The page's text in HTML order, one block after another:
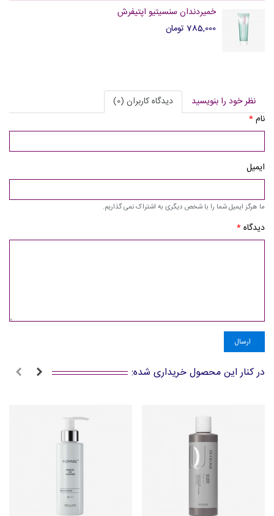
خمیردندان سنسیتیو اپتیفرش
785,000 تومان
نظر خود را بنویسید
دیدگاه کاربران (0)
نام*
ایمیل
ما هرگز ایمیل شما را با شخص دیگری به اشتراک نمی گذاریم.
دیدگاه*
ارسال
در کنار این محصول خریداری شده: